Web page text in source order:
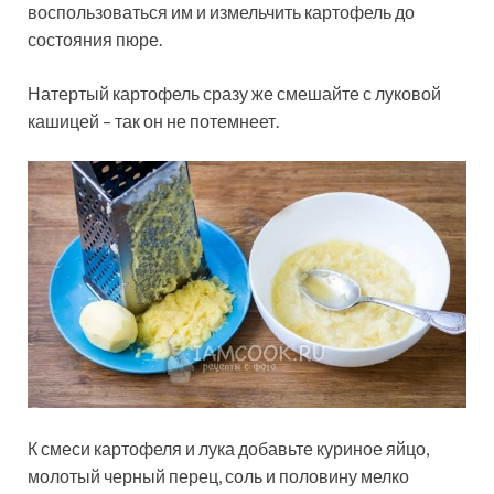
воспользоваться им и измельчить картофель до
состояния пюре.
Натертый картофель сразу же смешайте с луковой
кашицей – так он не потемнеет.
К смеси картофеля и лука добавьте куриное яйцо,
молотый черный перец, соль и половину мелко